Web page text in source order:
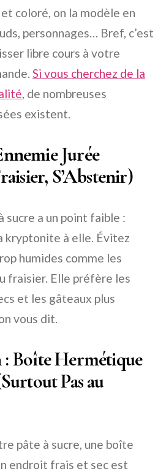
coloré, on la modèle en
personnages… Bref, c’est
libre cours à votre
Si vous cherchez de la
, de nombreuses
existent.
Jurée
S’Abstenir)
a un point faible :
kryptonite à elle. Évitez
humides comme les
fraisier. Elle préfère les
et les gâteaux plus
vous dit.
Boîte Hermétique
Pas au
pâte à sucre, une boîte
endroit frais et sec est